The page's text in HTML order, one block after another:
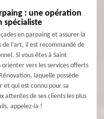
: une opération
spécialiste
en parpaing et assurer la
l’art, il est recommandé de
Si vous êtes à Saint
orienter vers les services offerts
laquelle possède
et qui est connu pour sa
attentes de ses clients les plus
appelez-la !